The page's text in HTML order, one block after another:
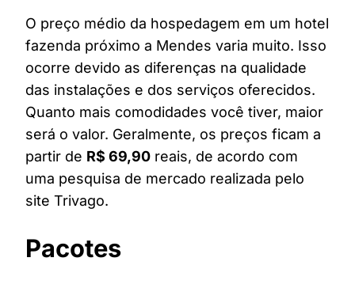
O preço médio da hospedagem em um hotel
fazenda próximo a Mendes varia muito. Isso
ocorre devido as diferenças na qualidade
das instalações e dos serviços oferecidos.
Quanto mais comodidades você tiver, maior
será o valor. Geralmente, os preços ficam a
partir de R$ 69,90 reais, de acordo com
uma pesquisa de mercado realizada pelo
site Trivago.
Pacotes